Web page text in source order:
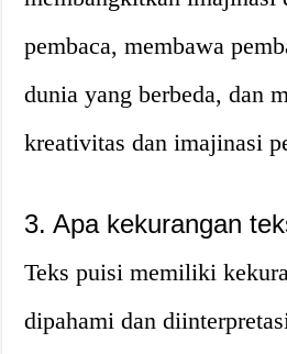
pembaca, membawa
dunia yang berbeda, dan
kreativitas dan imajinasi
3. Apa kekurangan
Teks puisi memiliki
dipahami dan